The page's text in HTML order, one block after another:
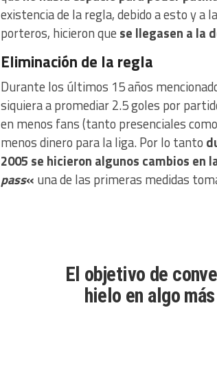
existencia de la regla, debido a esto y a
porteros, hicieron que se llegasen a la
Eliminación de la regla
Durante los últimos 15 años
siquiera a promediar 2.5 goles por
en menos fans (tanto presenciales
menos dinero para la liga. Por lo tanto
2005 se hicieron algunos cambios en
pass« una de las primeras medidas
El objetivo de
hielo en algo